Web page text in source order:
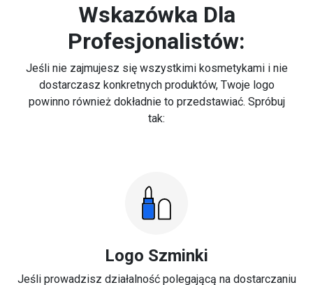
Wskazówka Dla
Profesjonalistów:
Jeśli nie zajmujesz się wszystkimi kosmetykami i nie
dostarczasz konkretnych produktów, Twoje logo
powinno również dokładnie to przedstawiać. Spróbuj
tak:
Logo Szminki
Jeśli prowadzisz działalność polegającą na dostarczaniu